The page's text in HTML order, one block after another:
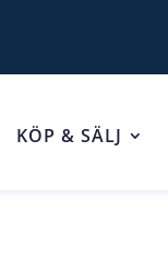
KÖP & SÄLJ